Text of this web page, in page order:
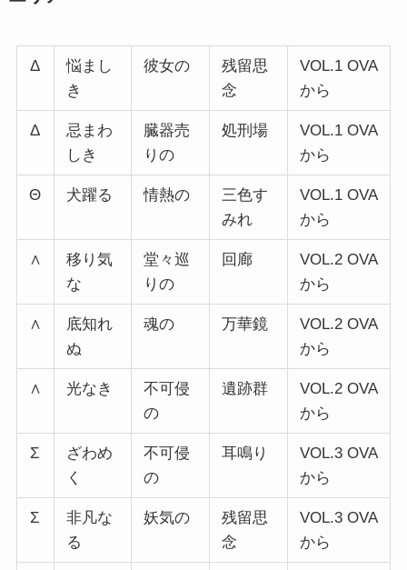
Δ
悩まし
き
彼女の
残留思
念
VOL.1 OVA
から
Δ
忌まわ
しき
臓器売
りの
処刑場
VOL.1 OVA
から
Θ 犬躍る 情熱の
三色す
みれ
VOL.1 OVA
から
∧
移り気
な
堂々巡
りの
回廊
VOL.2 OVA
から
∧
底知れ
ぬ
魂の 万華鏡
VOL.2 OVA
から
∧ 光なき
不可侵
の
遺跡群
VOL.2 OVA
から
Σ
ざわめ
く
不可侵
の
耳鳴り
VOL.3 OVA
から
Σ
非凡な
る
妖気の
残留思
念
VOL.3 OVA
から